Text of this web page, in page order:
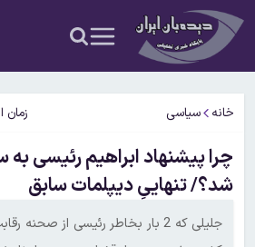
خانه سیاسی زمان
چرا پیشنهاد ابراهیم رئیسی
شد؟/ تنهاییِ دیپلمات سابق
جلیلی که 2 بار بخاطر رئیسی از